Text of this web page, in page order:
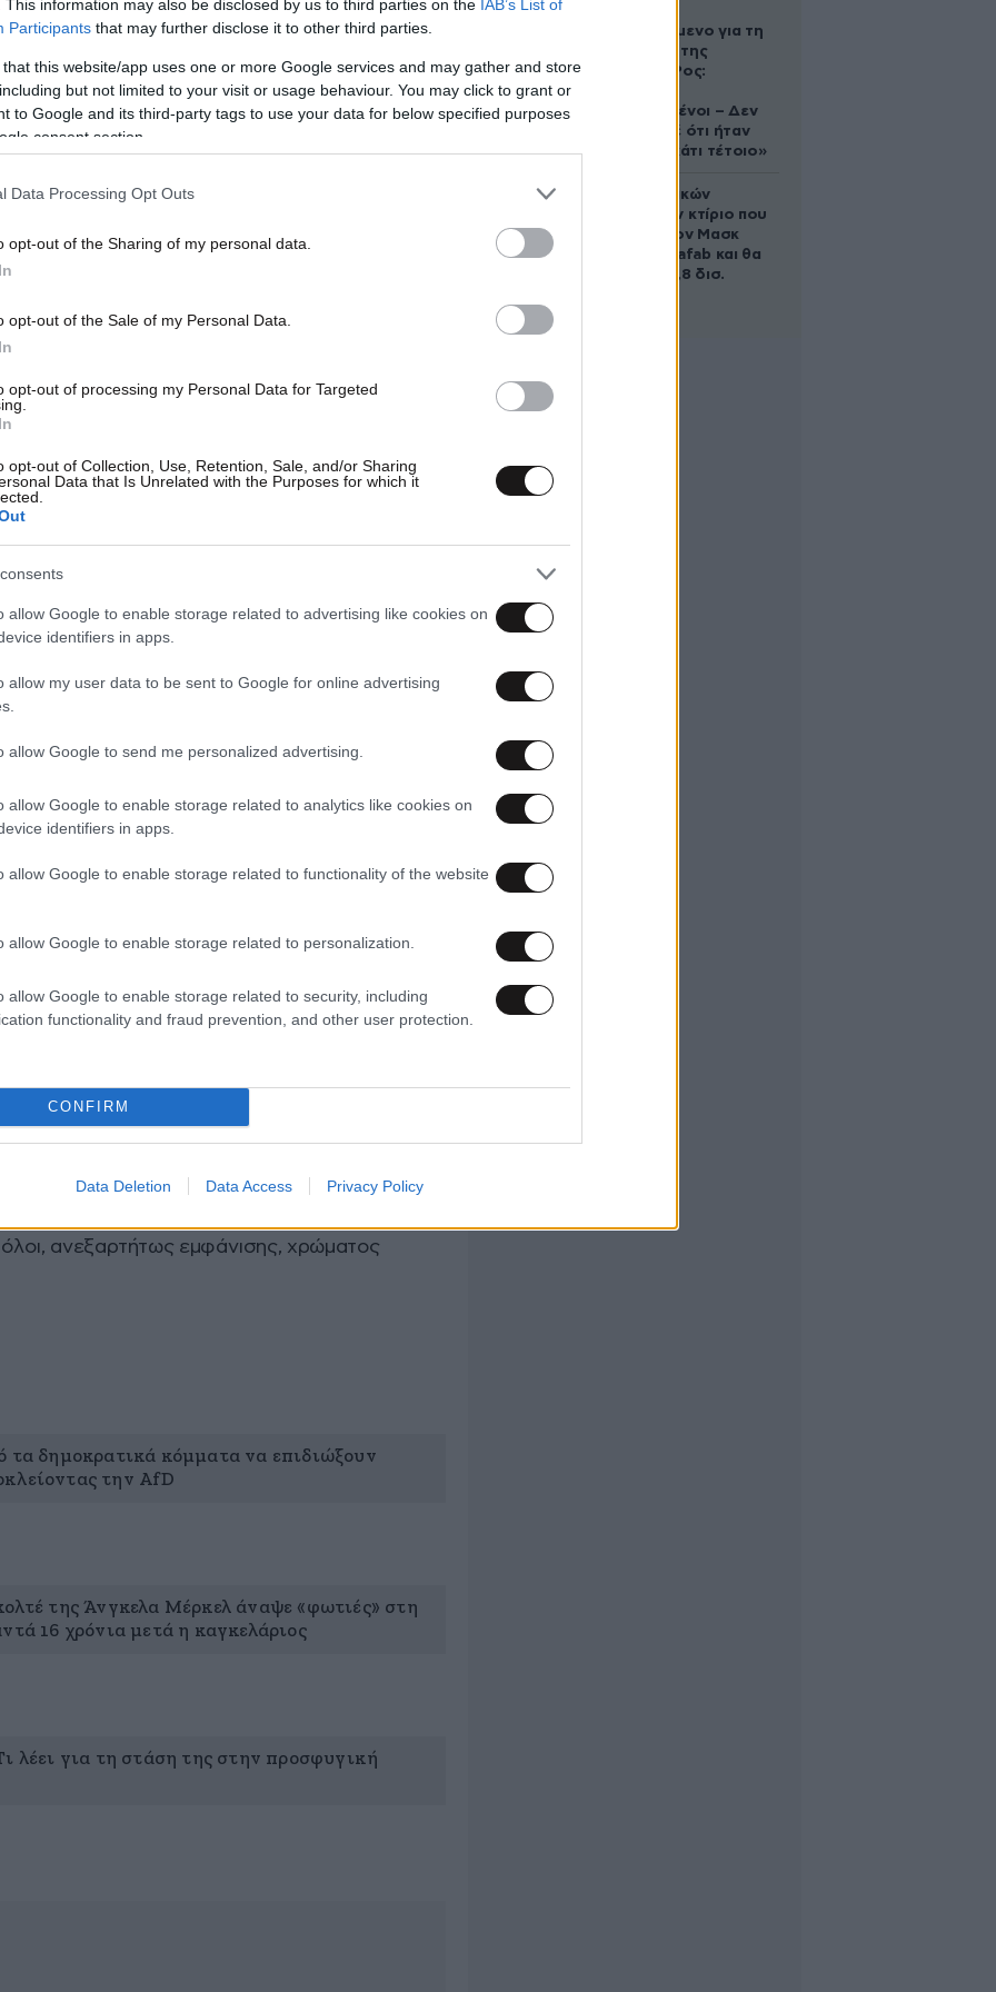
This information may also be disclosed by us to third parties on the IAB’s List of
Participants that may further disclose it to other third parties.
that this website/app uses one or more Google services and may gather and store
but not limited to your visit or usage behaviour. You may click to grant or
to Google and its third-party tags to use your data for below specified purposes
consent section.
Data Processing Opt Outs
opt-out of the Sharing of my personal data.
opt-out of the Sale of my Personal Data.
opt-out of processing my Personal Data for Targeted
opt-out of Collection, Use, Retention, Sale, and/or Sharing
Data that Is Unrelated with the Purposes for which it
allow Google to enable storage related to advertising like cookies on
identifiers in apps.
allow my user data to be sent to Google for online advertising
allow Google to send me personalized advertising.
allow Google to enable storage related to analytics like cookies on
identifiers in apps.
allow Google to enable storage related to functionality of the website
allow Google to enable storage related to personalization.
allow Google to enable storage related to security, including
functionality and fraud prevention, and other user protection.
CONFIRM
Data Deletion Data Access Privacy Policy
και καθυστερήσεις και ένα καταστροφικό
των ελέγχωνστα σύνορα εξέφρασε την
Καταπολέμησης των Διακρίσεων,
να ελέγχονται άτομα τα οποία είτε λόγω
σε χώρες προέλευσης
καναλιού της γερμανικής δημόσιας
Ομοσπονδιακής Αστυνομίας Ούλι Γκρετς
ανάλογες διακρίσεις, αλλά απέρριψε την
με τέτοιες υποθέσεις.Αλλά είναι σημαντικό
υπαρκτό (…) Από τη μία πλευρά, η αποστολή
μετανάστευσης στη Γερμανία
μου λέει ότι,
εάν ελέγξουμε κάποιον με
μπούμε σε μπελάδες»,
όλοι, ανεξαρτήτως εμφάνισης, χρώματος
τα δημοκρατικά κόμματα να επιδιώξουν
την AfD
της Άνγκελα Μέρκελ άναψε «φωτιές» στη
16 χρόνια μετά η καγκελάριος
λέει για τη στάση της στην προσφυγική
κατηγορούμενο για τη
δολοφονία της
Ελίζαμπεθ Ρος:
συντετριμμένοι – Δεν
έδειξε ποτέ ότι ήταν
ικανός για κάτι τέτοιο»
Το φαραωνικών
διαστάσεων κτίριο που
χτίζει ο Έλον Μασκ
λέγεται Terafab και θα
κοστίσει 16,8 δισ.